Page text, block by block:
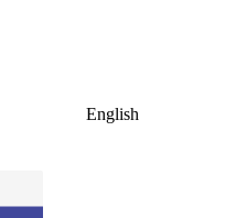
English